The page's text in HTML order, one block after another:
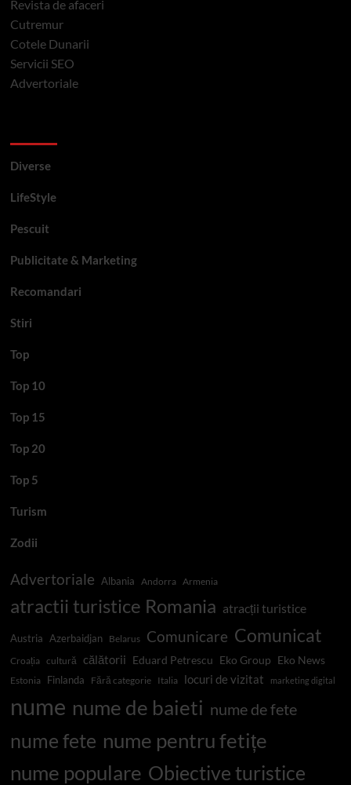
Revista de afaceri
Cutremur
Cotele Dunarii
Servicii SEO
Advertoriale
Diverse
LifeStyle
Pescuit
Publicitate & Marketing
Recomandari
Stiri
Top
Top 10
Top 15
Top 20
Top 5
Turism
Zodii
Advertoriale Albania Andorra Armenia
atractii turistice Romania atracții turistice
Austria Azerbaidjan Belarus Comunicare Comunicat
Croația cultură călătorii Eduard Petrescu Eko Group Eko News
Estonia Finlanda Fără categorie Italia locuri de vizitat marketing digital
nume nume de baieti nume de fete
nume fete nume pentru fetițe
nume populare Obiective turistice